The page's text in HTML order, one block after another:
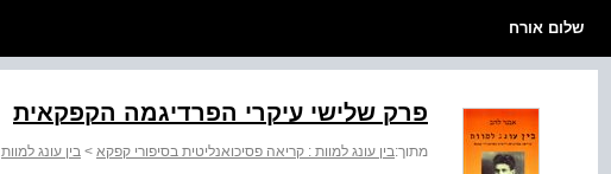
שלום אורח
פרק שלישי עיקרי הפרדיגמה הקפקאית
מתוך:בין עונג למוות : קריאה פסיכואנליטית בסיפורי קפקא > בין עונג למוות